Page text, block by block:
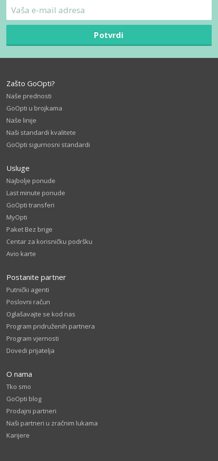
Potvrdi
Zašto GoOpti?
Naše prednosti
GoOpti u brojkama
Naše linije
Naši standardi kvalitete
GoOpti sigurnosni standardi
Usluge
Najbolje ponude
Last minute ponude
GoOpti transferi
MyOpti
Paket Bez brige
Centar za korisničku podršku
Avio karte
Postanite partner
Putnički agenti
Poslovni račun
Oglašavajte se kod nas
Program pridruženih partnera
Program vjernosti
Dovedi prijatelja
O nama
Tko smo
GoOpti blog
Prodajni partneri
Naši partneri u zračnim lukama
Karijere